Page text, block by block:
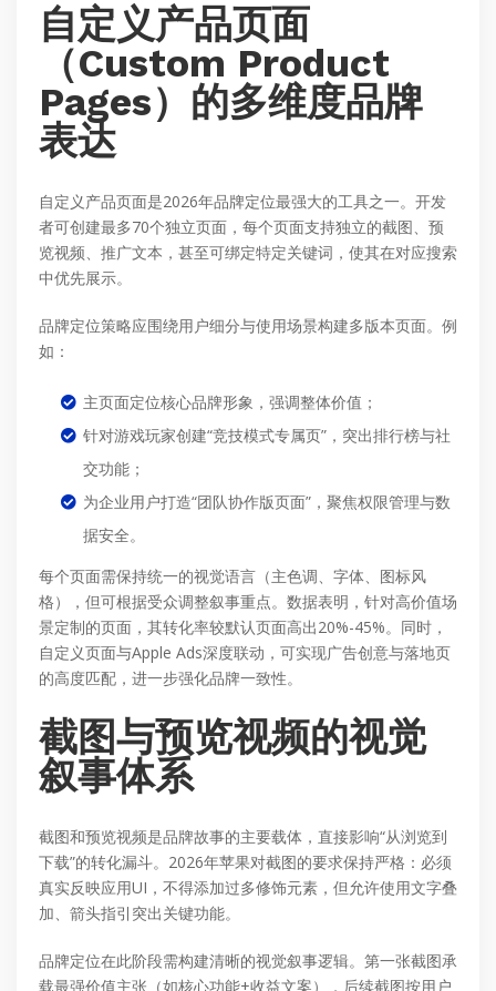
自定义产品页面
（Custom Product
Pages）的多维度品牌
表达
自定义产品页面是2026年品牌定位最强大的工具之一。开发
者可创建最多70个独立页面，每个页面支持独立的截图、预
览视频、推广文本，甚至可绑定特定关键词，使其在对应搜索
中优先展示。
品牌定位策略应围绕用户细分与使用场景构建多版本页面。例
如：
主页面定位核心品牌形象，强调整体价值；
针对游戏玩家创建“竞技模式专属页”，突出排行榜与社
交功能；
为企业用户打造“团队协作版页面”，聚焦权限管理与数
据安全。
每个页面需保持统一的视觉语言（主色调、字体、图标风
格），但可根据受众调整叙事重点。数据表明，针对高价值场
景定制的页面，其转化率较默认页面高出20%-45%。同时，
自定义页面与Apple Ads深度联动，可实现广告创意与落地页
的高度匹配，进一步强化品牌一致性。
截图与预览视频的视觉
叙事体系
截图和预览视频是品牌故事的主要载体，直接影响“从浏览到
下载”的转化漏斗。2026年苹果对截图的要求保持严格：必须
真实反映应用UI，不得添加过多修饰元素，但允许使用文字叠
加、箭头指引突出关键功能。
品牌定位在此阶段需构建清晰的视觉叙事逻辑。第一张截图承
载最强价值主张（如核心功能+收益文案），后续截图按用户